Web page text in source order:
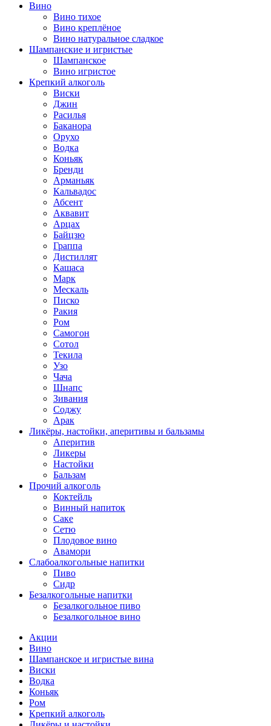
Вино
Вино тихое
Вино креплёное
Вино натуральное сладкое
Шампанские и игристые
Шампанское
Вино игристое
Крепкий алкоголь
Виски
Джин
Расилья
Баканора
Орухо
Водка
Коньяк
Бренди
Арманьяк
Кальвадос
Абсент
Аквавит
Арцах
Байцзю
Граппа
Дистиллят
Кашаса
Марк
Мескаль
Писко
Ракия
Ром
Самогон
Сотол
Текила
Узо
Чача
Шнапс
Зивания
Соджу
Арак
Ликёры, настойки, аперитивы и бальзамы
Аперитив
Ликеры
Настойки
Бальзам
Прочий алкоголь
Коктейль
Винный напиток
Саке
Сетю
Плодовое вино
Авамори
Слабоалкогольные напитки
Пиво
Сидр
Безалкогольные напитки
Безалкогольное пиво
Безалкогольное вино
Акции
Вино
Шампанское и игристые вина
Виски
Водка
Коньяк
Ром
Крепкий алкоголь